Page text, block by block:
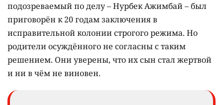
подозреваемый по делу – Нурбек Ажимбай – был
приговорён к 20 годам заключения в
исправительной колонии строгого режима. Но
родители осуждённого не согласны с таким
решением. Они уверены, что их сын стал жертвой
и ни в чём не виновен.